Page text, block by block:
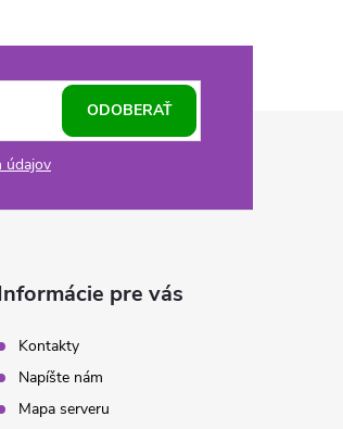
údajov
ODOBERAŤ
pre vás
Kontakty
Napíšte nám
Mapa serveru